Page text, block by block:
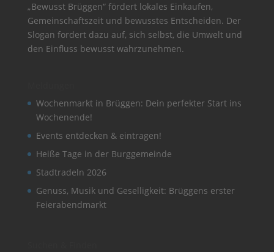
„Bewusst Brüggen“ fördert lokales Einkaufen,
Gemeinschaftszeit und bewusstes Entscheiden. Der
Slogan fordert dazu auf, sich selbst, die Umwelt und
den Einfluss bewusst wahrzunehmen.
Wochenmarkt in Brüggen: Dein perfekter Start ins
Wochenende!
Events entdecken & eintragen!
Heiße Tage in der Burggemeinde
Stadtradeln 2026
Genuss, Musik und Geselligkeit: Brüggens erster
Feierabendmarkt